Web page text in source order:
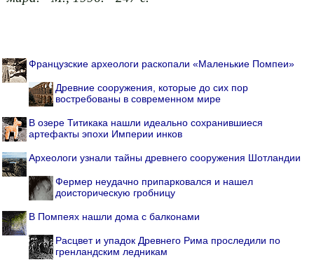
Французские археологи раскопали «Маленькие Помпеи»
Древние сооружения, которые до сих пор
востребованы в современном мире
В озере Титикака нашли идеально сохранившиеся
артефакты эпохи Империи инков
Археологи узнали тайны древнего сооружения Шотландии
Фермер неудачно припарковался и нашел
доисторическую гробницу
В Помпеях нашли дома с балконами
Расцвет и упадок Древнего Рима проследили по
гренландским ледникам